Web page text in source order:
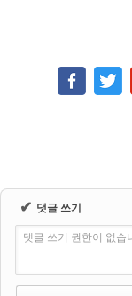
✔ 댓글 쓰기
댓글 쓰기 권한이 없습